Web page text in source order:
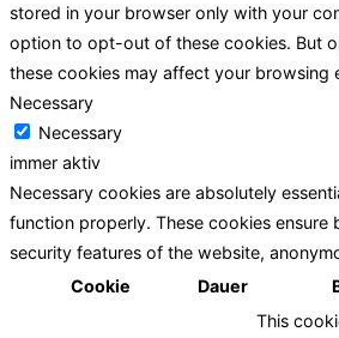
stored in your browser only with your
option to opt-out of these cookies. But
these cookies may affect your browsing
Necessary
Necessary
immer aktiv
Necessary cookies are absolutely
function properly. These cookies ensure
security features of the website,
Cookie
Dauer
This